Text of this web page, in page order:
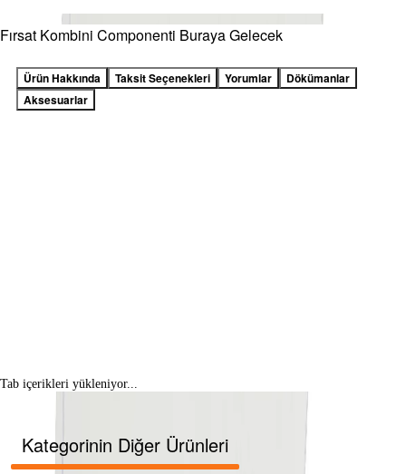
Fırsat Kombini Componenti Buraya Gelecek
Ürün Hakkında Taksit Seçenekleri Yorumlar
Dökümanlar
Aksesuarlar
Tab içerikleri yükleniyor...
Kategorinin Diğer Ürünleri